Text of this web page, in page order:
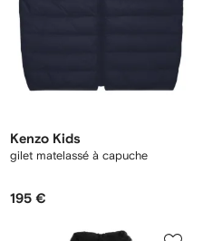
Kenzo Kids
gilet matelassé à capuche
195 €